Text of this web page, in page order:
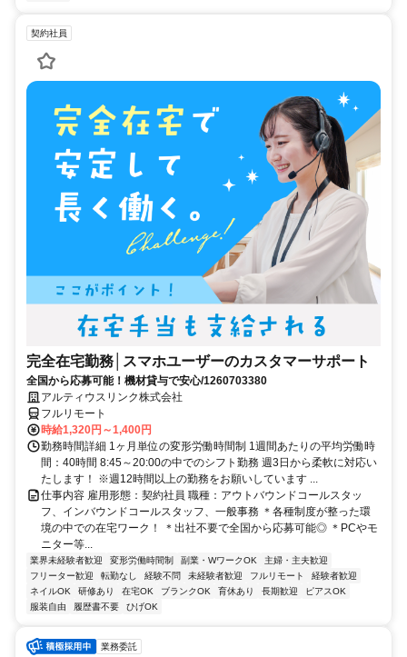
契約社員
完全在宅勤務│スマホユーザーのカスタマーサポート
全国から応募可能！機材貸与で安心/1260703380
アルティウスリンク株式会社
フルリモート
時給1,320円～1,400円
勤務時間詳細 1ヶ月単位の変形労働時間制 1週間あたりの平均労働時
間：40時間 8:45～20:00の中でのシフト勤務 週3日から柔軟に対応い
たします！ ※週12時間以上の勤務をお願いしています ...
仕事内容 雇用形態：契約社員 職種：アウトバウンドコールスタッ
フ、インバウンドコールスタッフ、一般事務 ＊各種制度が整った環
境の中での在宅ワーク！ ＊出社不要で全国から応募可能◎ ＊PCやモ
ニター等...
業界未経験者歓迎 変形労働時間制 副業・WワークOK
主婦・主夫歓迎
フリーター歓迎
転勤なし 経験不問 未経験者歓迎 フルリモート
経験者歓迎
ネイルOK
研修あり 在宅OK ブランクOK 育休あり 長期歓迎
ピアスOK
服装自由
履歴書不要 ひげOK
業務委託